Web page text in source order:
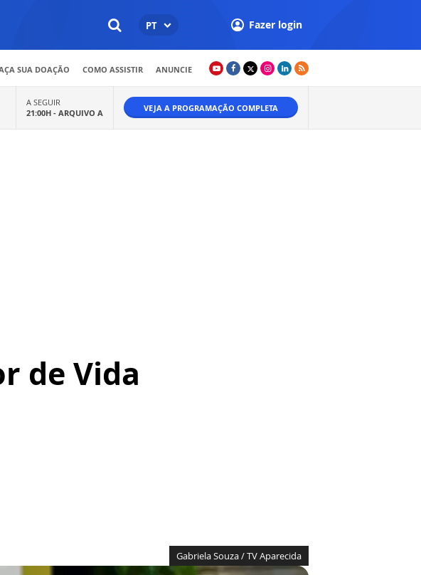
PT Fazer login
SUA DOAÇÃO COMO ASSISTIR ANUNCIE
A SEGUIR
21:00H - ARQUIVO A VEJA A PROGRAMAÇÃO COMPLETA
de Vida
Gabriela Souza / TV Aparecida